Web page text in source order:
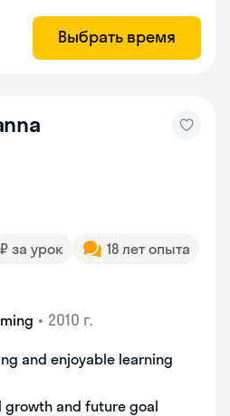
Выбрать время
за урок
18 лет опыта
• 2010 г.
and enjoyable learning
growth and future goal